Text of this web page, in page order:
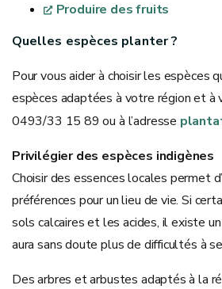
Produire des fruits
Quelles espèces planter ?
Pour vous aider à choisir les
espèces adaptées à votre région et à
0493/33 15 89 ou à l’adresse
Privilégier des espèces indigènes
Choisir des essences locales permet
préférences pour un lieu de vie. Si
sols calcaires et les acides, il existe
aura sans doute plus de difficultés à
Des arbres et arbustes adaptés à la